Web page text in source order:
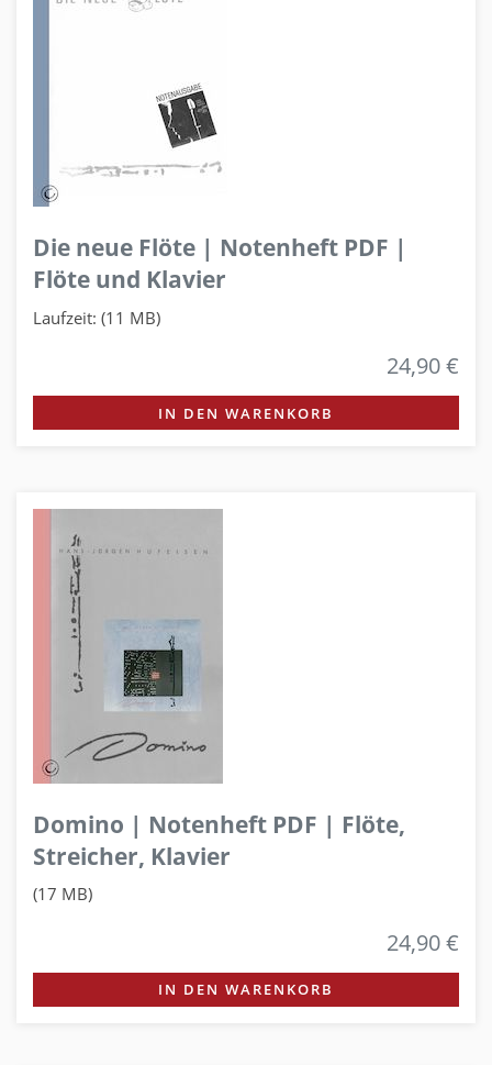
Die neue Flöte | Notenheft PDF |
Flöte und Klavier
Laufzeit: (11 MB)
24,90 €
IN DEN WARENKORB
Domino | Notenheft PDF | Flöte,
Streicher, Klavier
(17 MB)
24,90 €
IN DEN WARENKORB